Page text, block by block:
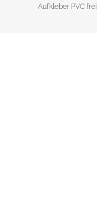
Aufkleber PVC frei